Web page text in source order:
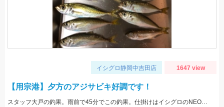
イシグロ静岡中吉田店 1647 view
【用宗港】夕方のアジサビキ好調です！
スタッフ大戸の釣果。雨前で45分でこの釣果。仕掛けはイシグロのNEO 豆アジマッチ２号にて。